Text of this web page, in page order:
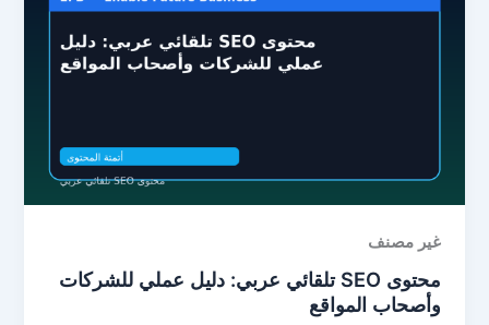
غير مصنف
محتوى SEO تلقائي عربي: دليل عملي للشركات
وأصحاب المواقع